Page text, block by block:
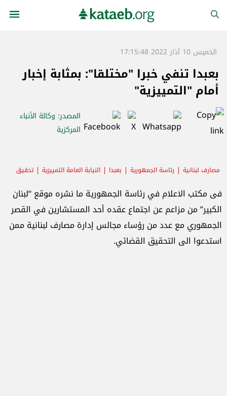
الخميس 10 آذار 2022 17:15:48
بعبدا تنفي خبرا "مختلقا": بمثابة إخبار
أمام "التمييزية"
المصدر: وكالة الأنباء
المركزية
مصارف لبنانية رئاسة الجمهورية بعبدا النيابة العامة التمييزية تحقيق
فى ‏مكتب الاعلام في رئاسة الجمهورية ما نشره موقع “لبنان
الكبير” من مزاعم عن اجتماع عقده أحد المستشارين في القصر
الجمهوري مع عدد من رؤساء مجالس إدارة مصارف لبنانية ممن
استدعوا الى التحقيق القضائي.